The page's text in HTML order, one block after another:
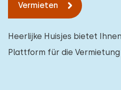
Vermieten
Heerlijke Huisjes bietet
Plattform für die Vermietung